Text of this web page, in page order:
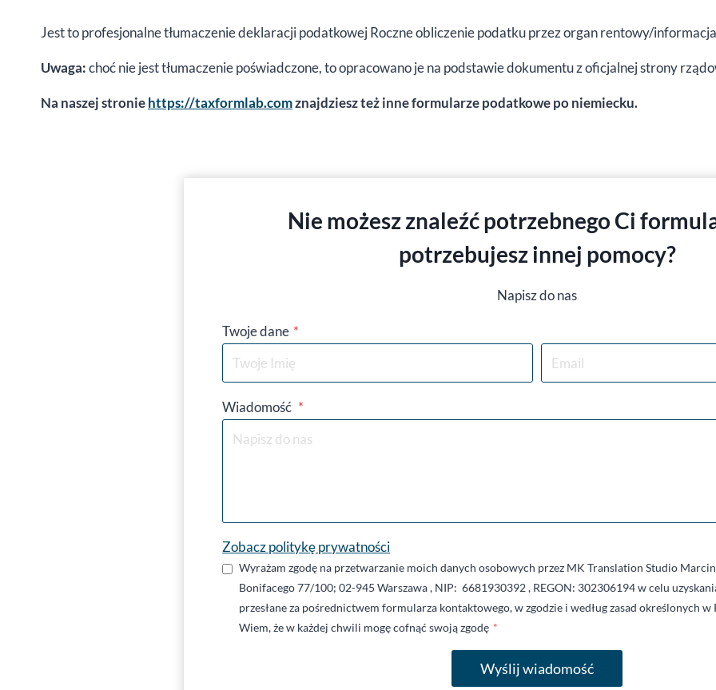
Jest to profesjonalne tłumaczenie deklaracji podatkowej Roczne obliczenie podatku przez organ rentowy/
Uwaga:choć nie jest tłumaczenie poświadczone, to opracowano je na podstawie dokumentu z oficjalnej strony
Na naszej stroniehttps://taxformlab.comznajdziesz też inne formularze podatkowe po niemiecku.
Nie możesz znaleźć potrzebnego Ci
potrzebujesz innej pomocy?
Napisz do nas
Twoje dane *
Wiadomość *
Zobacz politykę prywatności
Wyrażam zgodę na przetwarzanie moich danych osobowych przez MK Translation Studio
Bonifacego 77/100; 02-945 Warszawa , NIP: 6681930392 , REGON: 302306194 w celu
przesłane za pośrednictwem formularza kontaktowego, w zgodzie i według zasad określonych
Wiem, że w każdej chwili mogę cofnąć swoją zgodę *
Wyślij wiadomość